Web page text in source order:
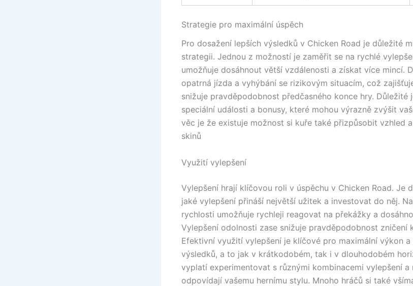
Strategie pro maximální úspěch
Pro dosažení lepších výsledků v Chicken Road je důležité
strategii. Jednou z možností je zaměřit se na rychlé
umožňuje dosáhnout větší vzdálenosti a získat více mincí.
opatrná jízda a vyhýbání se rizikovým situacím, což
snižuje pravděpodobnost předčasného konce hry. Důležité
speciální události a bonusy, které mohou výrazně zvýšit
věc je že existuje možnost si kuře také přizpůsobit vzhled
skinů
Využití vylepšení
Vylepšení hrají klíčovou roli v úspěchu v Chicken Road. Je
jaké vylepšení přináší největší užitek a investovat do něj.
rychlosti umožňuje rychleji reagovat na překážky a
Vylepšení odolnosti zase snižuje pravděpodobnost zničení
Efektivní využití vylepšení je klíčové pro maximální výkon a
výsledků, a to jak v krátkodobém, tak i v dlouhodobém
vyplatí experimentovat s různými kombinacemi vylepšení a
odpovídají vašemu hernímu stylu. Mnoho hráčů si také